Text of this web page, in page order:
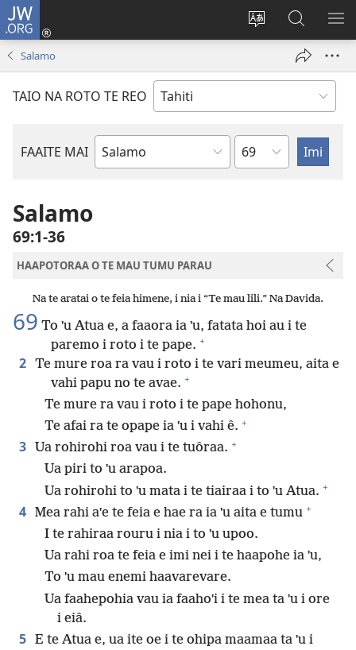
JW.ORG
Taui
reo
Nati
(opens
Maimiraa
nia
JW.ORG
Salamo
TAIO NA ROTO TE REO
FAAITE MAI
Buka
Pene
Salamo
69:1-36
HAAPOTORAA O TE MAU TUMU PARAU
Na te aratai o te feia himene, i nia i “Te mau lili.” Na Davida.
69 To ˈu Atua e, a faaora ia ˈu, fatata hoi au i te
paremo i roto i te pape. +
2 Te mure roa ra vau i roto i te vari meumeu, aita e
vahi papu no te avae. +
Te mure ra vau i roto i te pape hohonu,
Te afai ra te opape ia ˈu i vahi ê. +
3 Ua rohirohi roa vau i te tuôraa. +
Ua piri to ˈu arapoa.
Ua rohirohi to ˈu mata i te tiairaa i to ˈu Atua. +
4 Mea rahi aˈe te feia e hae ra ia ˈu aita e tumu +
I te rahiraa rouru i nia i to ˈu upoo.
Ua rahi roa te feia e imi nei i te haapohe ia ˈu,
To ˈu mau enemi haavarevare.
Ua faahepohia vau ia faahoˈi i te mea ta ˈu i ore
i eiâ.
5 E te Atua e, ua ite oe i te ohipa maamaa ta ˈu i